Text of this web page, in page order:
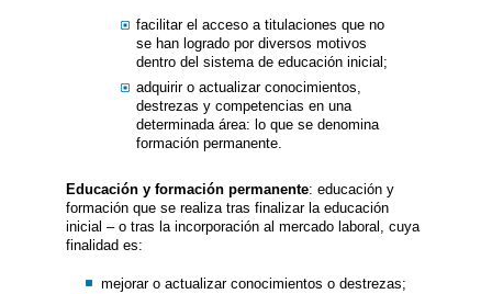
facilitar el acceso a titulaciones que no
se han logrado por diversos motivos
dentro del sistema de educación inicial;
adquirir o actualizar conocimientos,
destrezas y competencias en una
determinada área: lo que se denomina
formación permanente.
Educación y formación permanente: educación y
formación que se realiza tras finalizar la educación
inicial – o tras la incorporación al mercado laboral, cuya
finalidad es:
mejorar o actualizar conocimientos o destrezas;